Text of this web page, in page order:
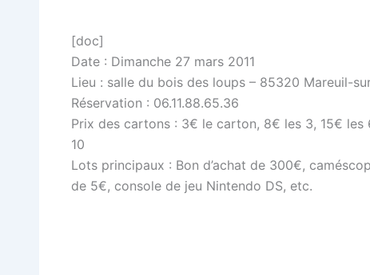
[doc]
Date : Dimanche 27 mars 2011
Lieu : salle du bois des loups – 85320 Mareuil-
Réservation : 06.11.88.65.36
Prix des cartons : 3€ le carton, 8€ les 3, 15€
10
Lots principaux : Bon d’achat de 300€,
de 5€, console de jeu Nintendo DS, etc.